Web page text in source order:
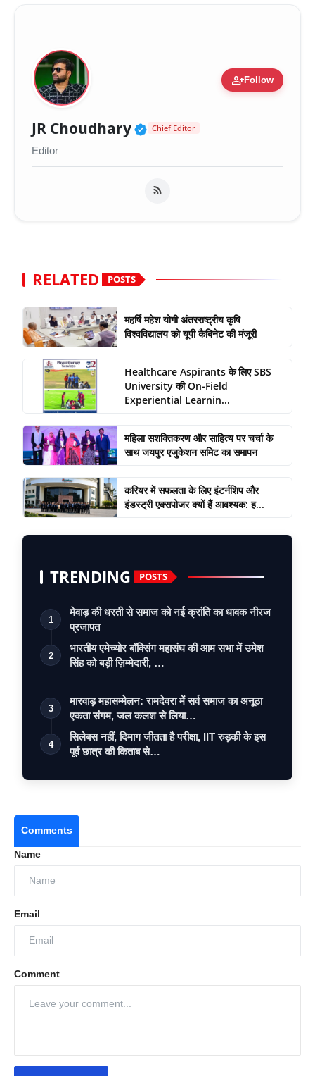
person_addFollow
JR Choudhary Verified Public Figure
Chief Editor
Editor
RELATED POSTS
महर्षि महेश योगी अंतरराष्ट्रीय कृषि
विश्वविद्यालय को यूपी कैबिनेट की मंजूरी
Healthcare Aspirants के लिए SBS
University की On-Field
Experiential Learnin...
महिला सशक्तिकरण और साहित्य पर चर्चा के
साथ जयपुर एजुकेशन समिट का समापन
करियर में सफलता के लिए इंटर्नशिप और
इंडस्ट्री एक्सपोजर क्यों हैं आवश्यक: ह...
TRENDING POSTS
1
मेवाड़ की धरती से समाज को नई क्रांति का धावक नीरज
प्रजापत
2
भारतीय एमेच्योर बॉक्सिंग महासंघ की आम सभा में उमेश
सिंह को बड़ी ज़िम्मेदारी, …
3
मारवाड़ महासम्मेलन: रामदेवरा में सर्व समाज का अनूठा
एकता संगम, जल कलश से लिया…
4
सिलेबस नहीं, दिमाग जीतता है परीक्षा, IIT रुड़की के इस
पूर्व छात्र की किताब से…
Comments
Name
Email
Comment